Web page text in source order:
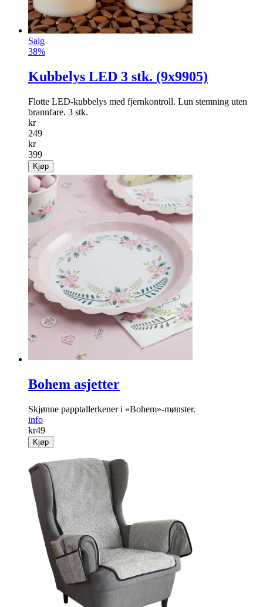
Salg
38%
Kubbelys LED 3 stk. (9x9905)
Flotte LED-kubbelys med fjernkontroll. Lun stemning uten
brannfare. 3 stk.
kr
249
kr
399
Kjøp
Bohem asjetter
Skjønne papptallerkener i «Bohem»-mønster.
info
kr49
Kjøp